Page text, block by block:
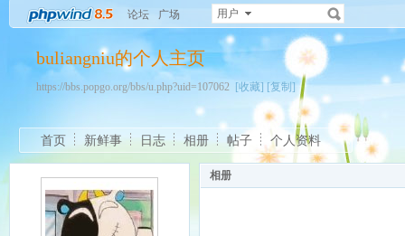
论坛 广场 用户
buliangniu的个人主页
https://bbs.popgo.org/bbs/u.php?uid=107062 [收藏] [复制]
首页 新鲜事 日志 相册 帖子 个人资料
相册